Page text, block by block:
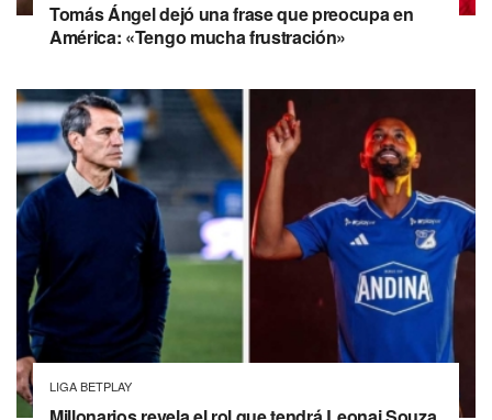
Tomás Ángel dejó una frase que preocupa en
América: «Tengo mucha frustración»
LIGA BETPLAY